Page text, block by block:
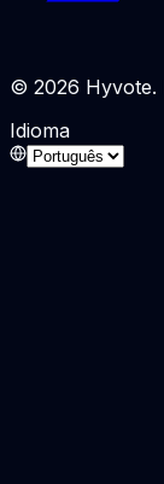
© 2026 Hyvote.
Idioma